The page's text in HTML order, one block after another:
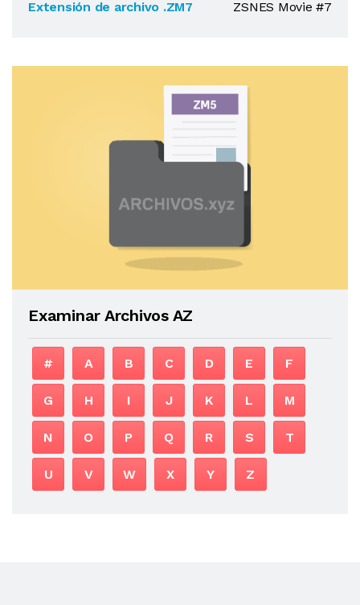
Extensión de archivo .ZM7
ZSNES Movie #7
Examinar Archivos AZ
# A B C D E F
G H I J K L M
N O P Q R S T
U V W X Y Z